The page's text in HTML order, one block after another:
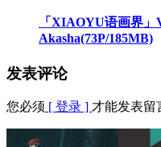
「XIAOYU语画界」
Akasha(73P/185MB)
发表评论
您必须 [ 登录 ] 才能发表留